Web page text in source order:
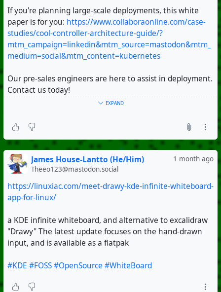
If you're planning large-scale deployments, this white
paper is for you: https://www.collaboraonline.com/case-
studies/cool-controller-architecture-guide/?
mtm_campaign=linkedin&mtm_source=mastodon&mtm_
medium=social&mtm_content=kubernetes
Our pre-sales engineers are here to assist in deployment.
Contact us today!
EXPAND
1 month ago
James House-Lantto (He/Him)
Theeo123@mastodon.social
https://linuxiac.com/meet-drawy-kde-infinite-whiteboard-
app-for-linux/
a KDE infinite whiteboard, and alternative to excalidraw
"Drawy" The latest update focuses on the hand-drawn
input, and is available as a flatpak
#KDE #FOSS#OpenSource #WhiteBoard